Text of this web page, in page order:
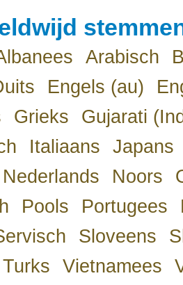
Arabisch
Engels (au)
Grieks
Gujarati
Italiaans
Japans
Nederlands Noors
Pools Portugees
Sloveens
Turks Vietnamees